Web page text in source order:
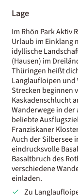
Lage
Im Rhön Park Aktiv
Urlaub im Einklang
idyllische
(Hausen) im
Thüringen heißt
Langlaufloipen
Strecken beginnen
Kaskadenschlucht
Wanderwege in
beliebte
Franziskaner
Auch der Silbersee
eindrucksvolle
Basaltbruch des
verschiedene
einladen.
Zu